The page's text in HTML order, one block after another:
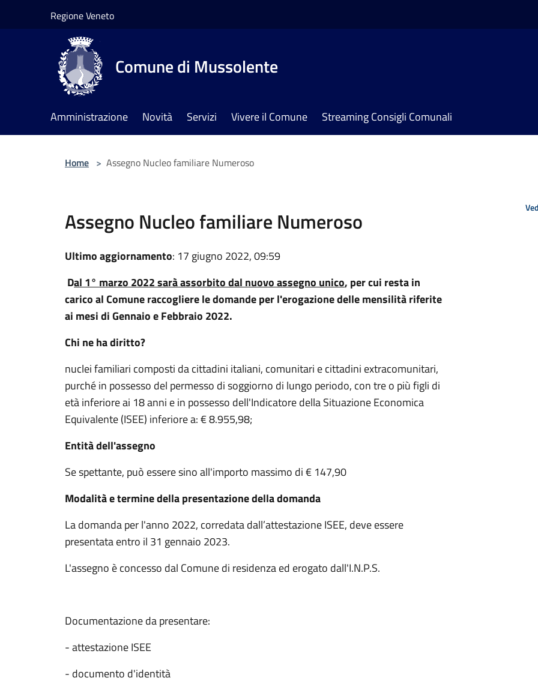
Regione Veneto
Comune di Mussolente
Amministrazione Novità Servizi Vivere il Comune Streaming Consigli Comunali
Home > Assegno Nucleo familiare Numeroso
Assegno Nucleo familiare Numeroso
Ultimo aggiornamento: 17 giugno 2022, 09:59
Dal 1° marzo 2022 sarà assorbito dal nuovo assegno unico, per cui resta in
carico al Comune raccogliere le domande per l'erogazione delle mensilità riferite
ai mesi di Gennaio e Febbraio 2022.
Chi ne ha diritto?
nuclei familiari composti da cittadini italiani, comunitari e cittadini extracomunitari,
purché in possesso del permesso di soggiorno di lungo periodo, con tre o più figli di
età inferiore ai 18 anni e in possesso dell'Indicatore della Situazione Economica
Equivalente (ISEE) inferiore a: € 8.955,98;
Entità dell'assegno
Se spettante, può essere sino all'importo massimo di € 147,90
Modalità e termine della presentazione della domanda
La domanda per l'anno 2022, corredata dall’attestazione ISEE, deve essere
presentata entro il 31 gennaio 2023.
L'assegno è concesso dal Comune di residenza ed erogato dall'I.N.P.S.
Documentazione da presentare:
- attestazione ISEE
- documento d'identità